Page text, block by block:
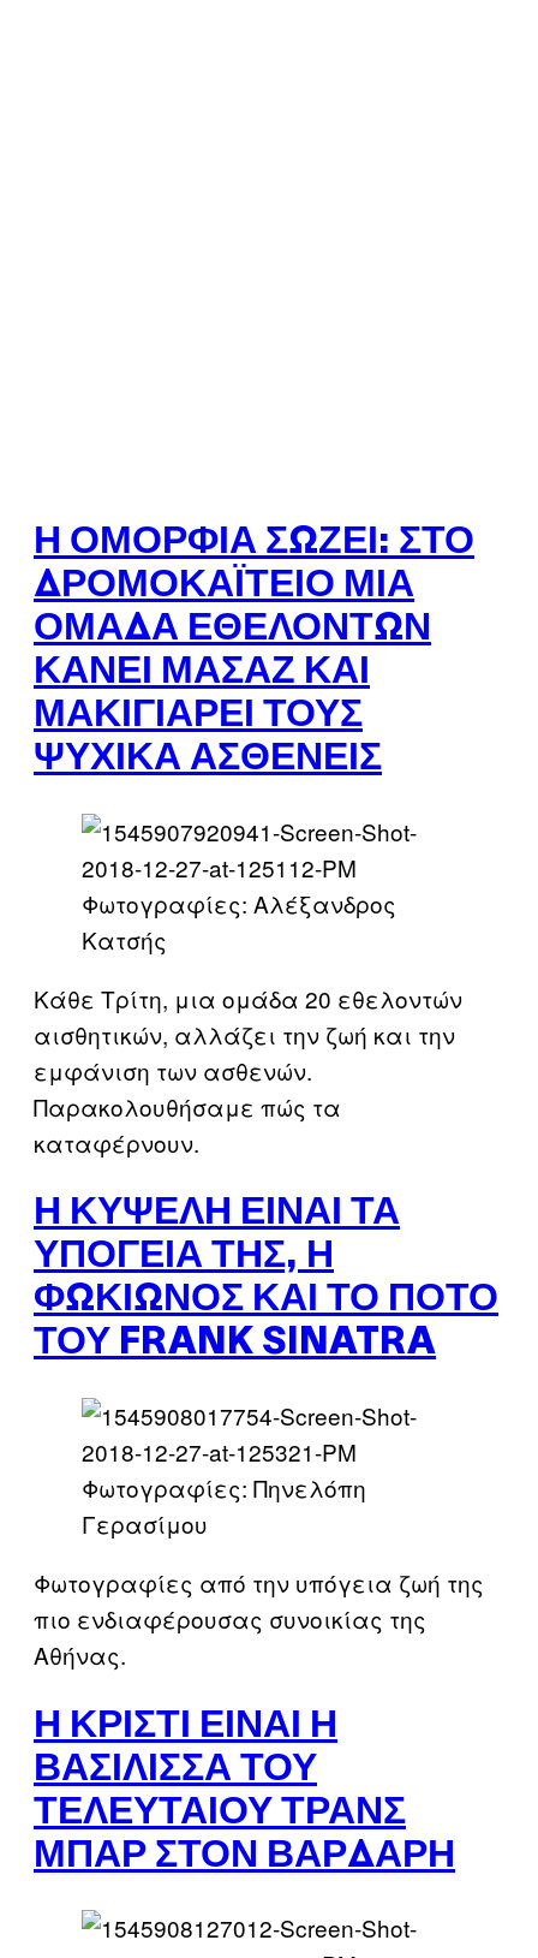
Η ΟΜΟΡΦΙΆ ΣΏΖΕΙ: ΣΤΟ
ΔΡΟΜΟΚΑΪ́ΤΕΙΟ ΜΙΑ
ΟΜΆΔΑ ΕΘΕΛΟΝΤΏΝ
ΚΆΝΕΙ ΜΑΣΆΖ ΚΑΙ
ΜΑΚΙΓΙΆΡΕΙ ΤΟΥΣ
ΨΥΧΙΚΆ ΑΣΘΕΝΕΊΣ
Φωτογραφίες: Αλέξανδρος
Κατσής
Κάθε Τρίτη, μια ομάδα 20 εθελοντών
αισθητικών, αλλάζει την ζωή και την
εμφάνιση των ασθενών.
Παρακολουθήσαμε πώς τα
καταφέρνουν.
Η ΚΥΨΈΛΗ ΕΊΝΑΙ ΤΑ
ΥΠΌΓΕΙΑ ΤΗΣ, Η
ΦΩΚΊΩΝΟΣ ΚΑΙ ΤΟ ΠΟΤΌ
ΤΟΥ FRANK SINATRA
Φωτογραφίες: Πηνελόπη
Γερασίμου
Φωτογραφίες από την υπόγεια ζωή της
πιο ενδιαφέρουσας συνοικίας της
Αθήνας.
Η ΚΡΊΣΤΙ ΕΊΝΑΙ Η
ΒΑΣΊΛΙΣΣΑ ΤΟΥ
ΤΕΛΕΥΤΑΊΟΥ ΤΡΑΝΣ
ΜΠΑΡ ΣΤΟΝ ΒΑΡΔΆΡΗ